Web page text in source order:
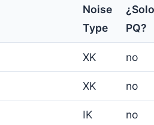
Noise
Type
¿Solo
PQ?
XK no
XK no
IK no